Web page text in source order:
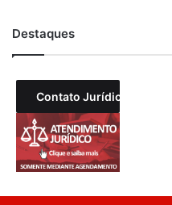
Destaques
Contato Jurídico